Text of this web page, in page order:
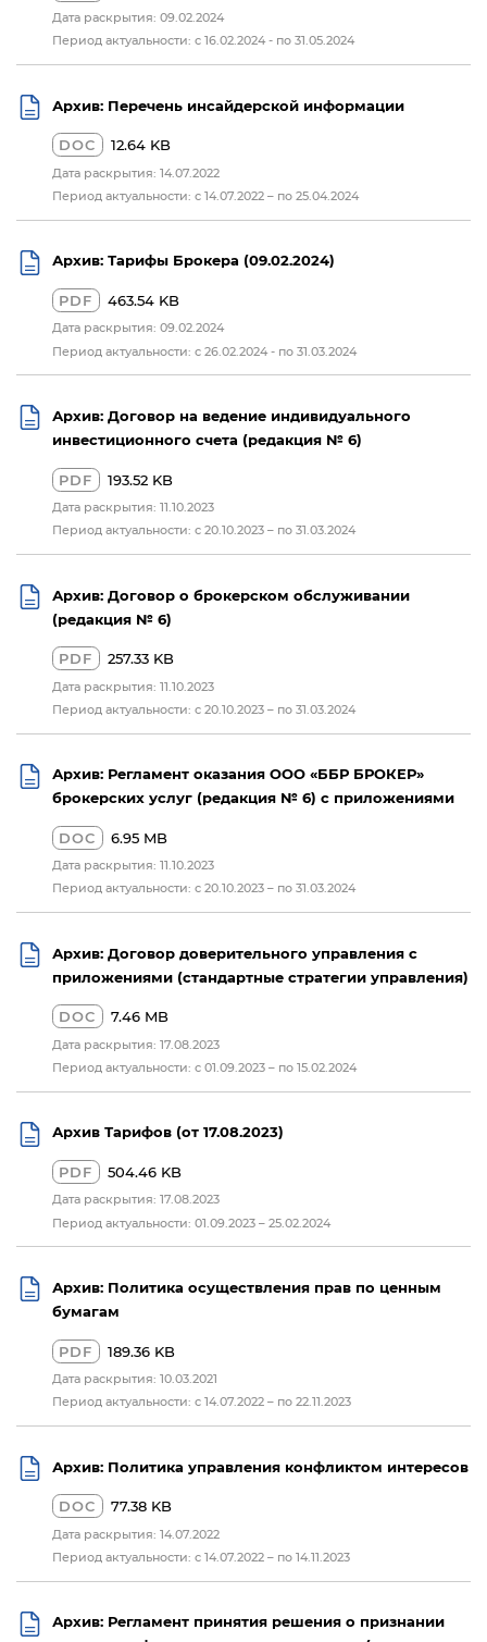
Дата раскрытия: 09.02.2024
Период актуальности: с 16.02.2024 - по 31.05.2024
Архив: Перечень инсайдерской информации
DOC 12.64 KB
Дата раскрытия: 14.07.2022
Период актуальности: с 14.07.2022 – по 25.04.2024
Архив: Тарифы Брокера (09.02.2024)
PDF 463.54 KB
Дата раскрытия: 09.02.2024
Период актуальности: с 26.02.2024 - по 31.03.2024
Архив: Договор на ведение индивидуального
инвестиционного счета (редакция № 6)
PDF 193.52 KB
Дата раскрытия: 11.10.2023
Период актуальности: с 20.10.2023 – по 31.03.2024
Архив: Договор о брокерском обслуживании
(редакция № 6)
PDF 257.33 KB
Дата раскрытия: 11.10.2023
Период актуальности: с 20.10.2023 – по 31.03.2024
Архив: Регламент оказания ООО «ББР БРОКЕР»
брокерских услуг (редакция № 6) с приложениями
DOC 6.95 MB
Дата раскрытия: 11.10.2023
Период актуальности: с 20.10.2023 – по 31.03.2024
Архив: Договор доверительного управления с
приложениями (стандартные стратегии управления)
DOC 7.46 MB
Дата раскрытия: 17.08.2023
Период актуальности: с 01.09.2023 – по 15.02.2024
Архив Тарифов (от 17.08.2023)
PDF 504.46 KB
Дата раскрытия: 17.08.2023
Период актуальности: 01.09.2023 – 25.02.2024
Архив: Политика осуществления прав по ценным
бумагам
PDF 189.36 KB
Дата раскрытия: 10.03.2021
Период актуальности: с 14.07.2022 – по 22.11.2023
Архив: Политика управления конфликтом интересов
DOC 77.38 KB
Дата раскрытия: 14.07.2022
Период актуальности: с 14.07.2022 – по 14.11.2023
Архив: Регламент принятия решения о признании